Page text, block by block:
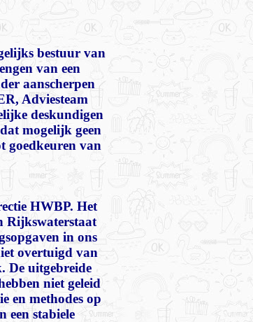
bestuur van
van een
aanscherpen
Adviesteam
deskundigen
mogelijk geen
goedkeuren van
HWBP. Het
Rijkswaterstaat
in ons
overtuigd van
De uitgebreide
niet geleid
en methodes op
een stabiele